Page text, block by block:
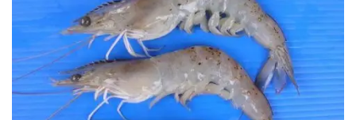
Hướng
dẫn
lắp